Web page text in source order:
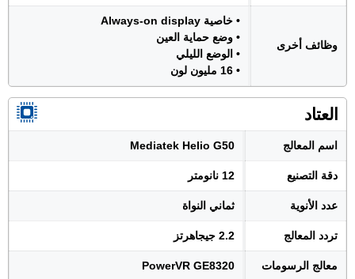
وظائف أخرى
• خاصية Always-on display
• وضع حماية العين
• الوضع الليلي
• 16 مليون لون
العتاد
اسم المعالج Mediatek Helio G50
دقة التصنيع 12 نانومتر
عدد الأنوية ثماني النواة
تردد المعالج 2.2 جيجاهرتز
معالج الرسومات PowerVR GE8320